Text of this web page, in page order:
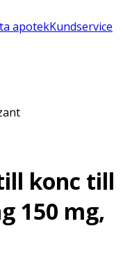
apotekKundservice
konc till
150 mg,